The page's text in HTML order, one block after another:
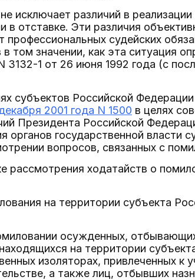
исключает различий в реализации
отставке. Эти различия
судейских
том значении, как эта ситуация
3132-1 от 26 июня 1992 года (с
субъектов Российской
2001 года N 1500 в целях
Президента Российской
государственной власти
вопросов, связанных с
ходатайств о
на территории субъекта
осужденных,
на территории
изоляторах, привлеченных к
а также лиц, отбывших